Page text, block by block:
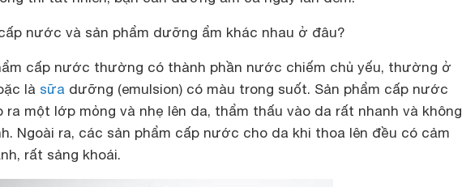
nước và sản phẩm dưỡng ẩm khác nhau ở đâu?
cấp nước thường có thành phần nước chiếm chủ yếu, thường ở
là sữa dưỡng (emulsion) có màu trong suốt. Sản phẩm cấp nước
một lớp mỏng và nhẹ lên da, thẩm thấu vào da rất nhanh và không
Ngoài ra, các sản phẩm cấp nước cho da khi thoa lên đều có cảm
rất sảng khoái.